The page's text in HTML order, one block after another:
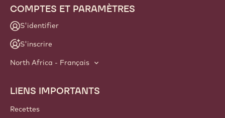
COMPTES ET PARAMÈTRES
S'identifier
S'inscrire
North Africa - Français
Footer
Callebaut
LIENS IMPORTANTS
Recettes